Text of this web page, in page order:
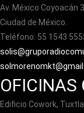
Av. México Coyoacán
Ciudad de México.
Teléfono: 55 1543
OFICINAS
Edificio Cowork,